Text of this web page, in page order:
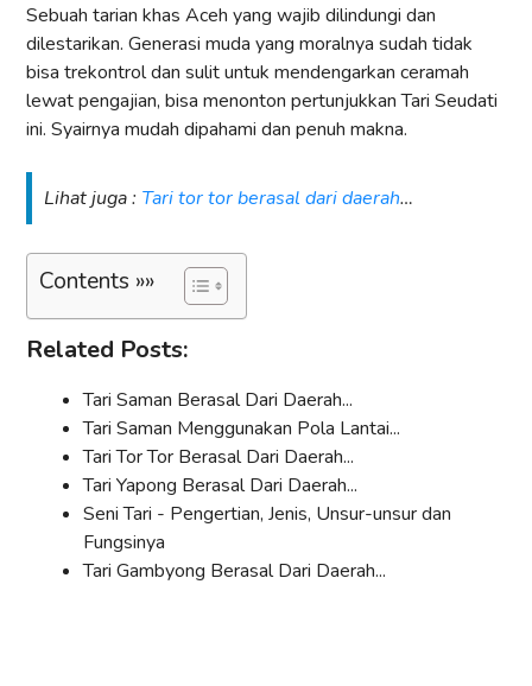
Sebuah tarian khas Aceh yang wajib dilindungi dan
dilestarikan. Generasi muda yang moralnya sudah tidak
bisa trekontrol dan sulit untuk mendengarkan ceramah
lewat pengajian, bisa menonton pertunjukkan Tari Seudati
ini. Syairnya mudah dipahami dan penuh makna.
Lihat juga : Tari tor tor berasal dari daerah…
Contents »»
Related Posts:
Tari Saman Berasal Dari Daerah...
Tari Saman Menggunakan Pola Lantai...
Tari Tor Tor Berasal Dari Daerah...
Tari Yapong Berasal Dari Daerah...
Seni Tari - Pengertian, Jenis, Unsur-unsur dan
Fungsinya
Tari Gambyong Berasal Dari Daerah...